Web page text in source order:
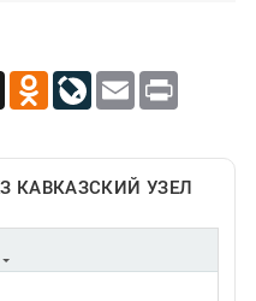
X Odnoklassniki
LiveJournal
Email Print
КАВКАЗСКИЙ УЗЕЛ